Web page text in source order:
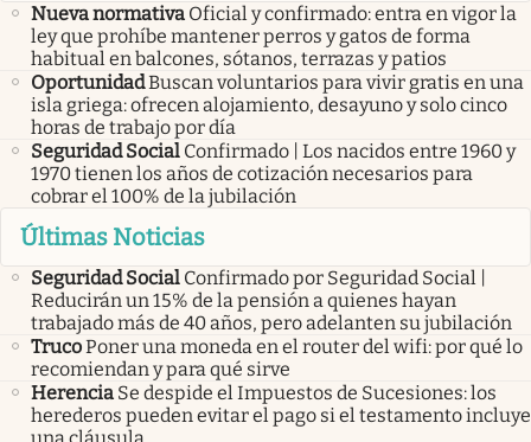
Nueva normativa Oficial y confirmado: entra en vigor la
ley que prohíbe mantener perros y gatos de forma
habitual en balcones, sótanos, terrazas y patios
OportunidadBuscan voluntarios para vivir gratis en una
isla griega: ofrecen alojamiento, desayuno y solo cinco
horas de trabajo por día
Seguridad Social Confirmado | Los nacidos entre 1960 y
1970 tienen los años de cotización necesarios para
cobrar el 100% de la jubilación
Últimas Noticias
Seguridad Social Confirmado por Seguridad Social |
Reducirán un 15% de la pensión a quienes hayan
trabajado más de 40 años, pero adelanten su jubilación
TrucoPoner una moneda en el router del wifi: por qué lo
recomiendan y para qué sirve
Herencia Se despide el Impuestos de Sucesiones: los
herederos pueden evitar el pago si el testamento incluye